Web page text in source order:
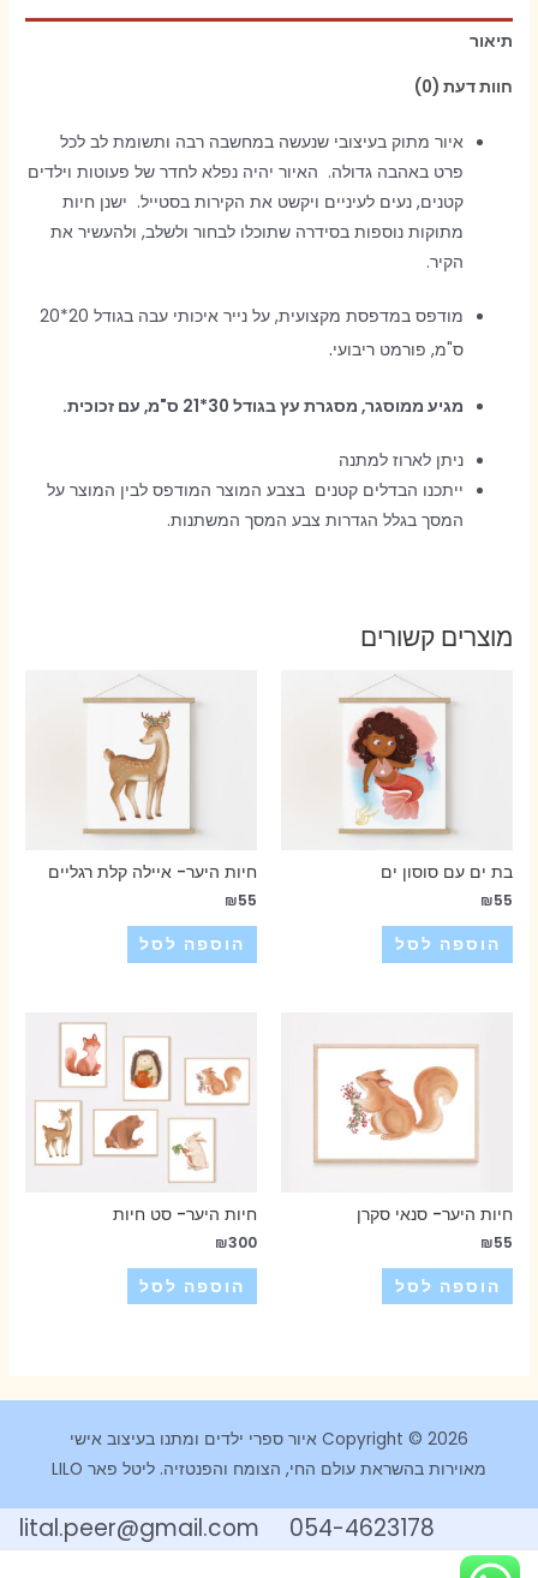
מריצה
פרחונית
תיאור
חוות דעת (0)
איור מתוק בעיצובי שנעשה במחשבה רבה ותשומת לב לכל
פרט באהבה גדולה. האיור יהיה נפלא לחדר של פעוטות וילדים
קטנים, נעים לעיניים ויקשט את הקירות בסטייל. ישנן חיות
מתוקות נוספות בסידרה שתוכלו לבחור ולשלב, ולהעשיר את
הקיר.
מודפס במדפסת מקצועית, על נייר איכותי עבה בגודל 20*20
ס"מ, פורמט ריבועי.
מגיע ממוסגר, מסגרת עץ בגודל 30*21 ס"מ, עם זכוכית.
ניתן לארוז למתנה
ייתכנו הבדלים קטנים בצבע המוצר המודפס לבין המוצר על
המסך בגלל הגדרות צבע המסך המשתנות.
מוצרים קשורים
בת ים עם סוסון ים
₪55
הוספה לסל
חיות היער- איילה קלת רגליים
₪55
הוספה לסל
חיות היער- סנאי סקרן
₪55
הוספה לסל
חיות היער- סט חיות
₪300
הוספה לסל
Copyright © 2026 איור ספרי ילדים ומתנו בעיצוב אישי
מאוירות בהשראת עולם החי, הצומח והפנטזיה. ליטל פאר LILO